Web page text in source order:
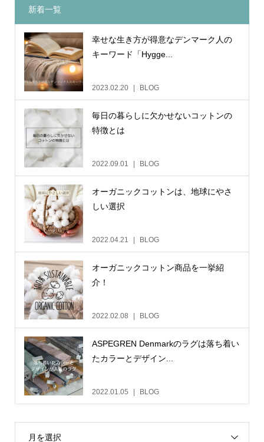
新着一覧
幸せな生き方が得意なデンマーク人の
キーワード「Hygge...
2023.02.20 BLOG
毎日の暮らしに欠かせないコットンの
特徴とは
2022.09.01 BLOG
オーガニックコットンは、地球にやさ
しい選択
2022.04.21 BLOG
オーガニックコットン商品を一挙紹
介！
2022.02.08 BLOG
ASPEGREN Denmarkのラグは落ち着い
たカラーとデザイン...
2022.01.05 BLOG
月を選択